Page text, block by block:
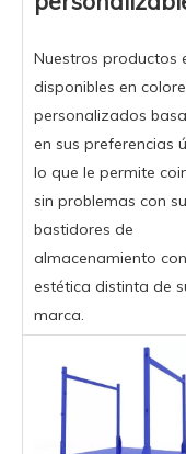
Nuestros productos
disponibles en
personalizados
en sus preferencias
lo que le permite
sin problemas con
bastidores de
almacenamiento
estética distinta de
marca.